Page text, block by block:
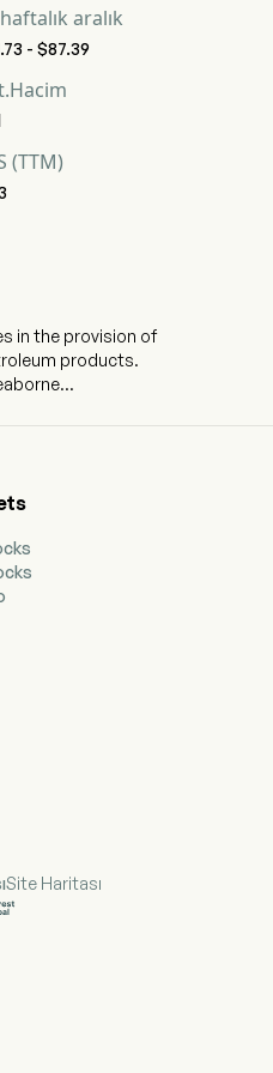
aralık
- $87.39
(TTM)
in the provision of
products.
MR (Medium
and Long
or bareboat
MR and 14
a different
with which it
bigger type of
LR1 and LR2
as finance,
Site Haritası